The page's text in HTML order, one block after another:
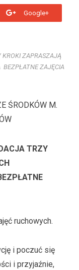
Google+
KROKI ZAPRASZAJĄ
BEZPŁATNE ZAJĘCIA
ŚRODKÓW M.
TRZY
ruchowych.
i poczuć się
i przyjaźnie,